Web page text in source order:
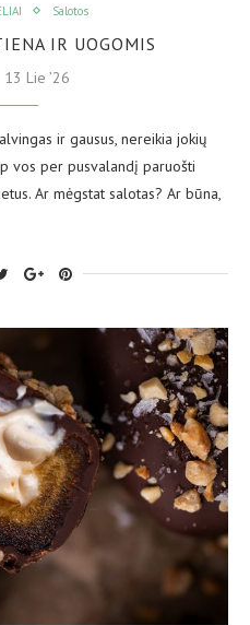
Salotos
IR UOGOMIS
13 Lie ’26
ir gausus, nereikia jokių
vos per pusvalandį paruošti
Ar mėgstat salotas? Ar būna,